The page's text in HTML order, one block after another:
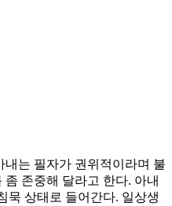
는 필자가 권위적이라며 불
존중해 달라고 한다. 아내
묵 상태로 들어간다. 일상생